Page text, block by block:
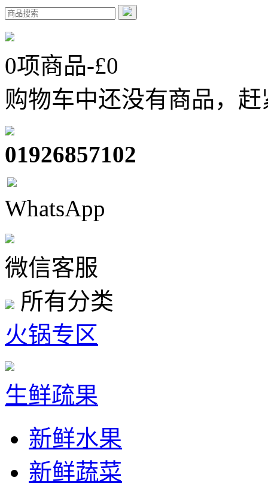
0项商品-£0
购物车中还没有商品，
01926857102
WhatsApp
微信客服
所有分类
火锅专区
生鲜疏果
新鲜水果
新鲜蔬菜